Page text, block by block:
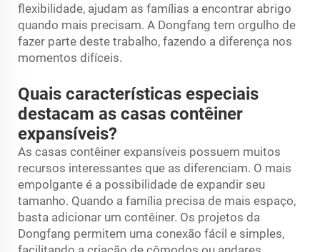
flexibilidade, ajudam as famílias a encontrar abrigo
quando mais precisam. A Dongfang tem orgulho de
fazer parte deste trabalho, fazendo a diferença nos
momentos difíceis.
Quais características especiais
destacam as casas contêiner
expansíveis?
As casas contêiner expansíveis possuem muitos
recursos interessantes que as diferenciam. O mais
empolgante é a possibilidade de expandir seu
tamanho. Quando a família precisa de mais espaço,
basta adicionar um contêiner. Os projetos da
Dongfang permitem uma conexão fácil e simples,